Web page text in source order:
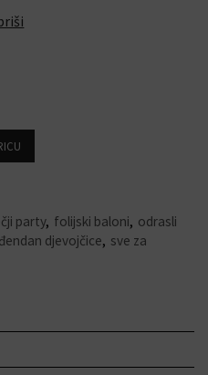
party, folijski baloni, odrasli
djevojčice, sve za